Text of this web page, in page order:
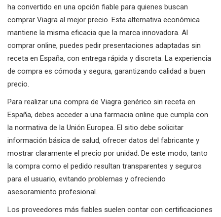
ha convertido en una opción fiable para quienes buscan
comprar Viagra al mejor precio. Esta alternativa económica
mantiene la misma eficacia que la marca innovadora. Al
comprar online, puedes pedir presentaciones adaptadas sin
receta en España, con entrega rápida y discreta. La experiencia
de compra es cómoda y segura, garantizando calidad a buen
precio.
Para realizar una compra de Viagra genérico sin receta en
España, debes acceder a una farmacia online que cumpla con
la normativa de la Unión Europea. El sitio debe solicitar
información básica de salud, ofrecer datos del fabricante y
mostrar claramente el precio por unidad. De este modo, tanto
la compra como el pedido resultan transparentes y seguros
para el usuario, evitando problemas y ofreciendo
asesoramiento profesional.
Los proveedores más fiables suelen contar con certificaciones